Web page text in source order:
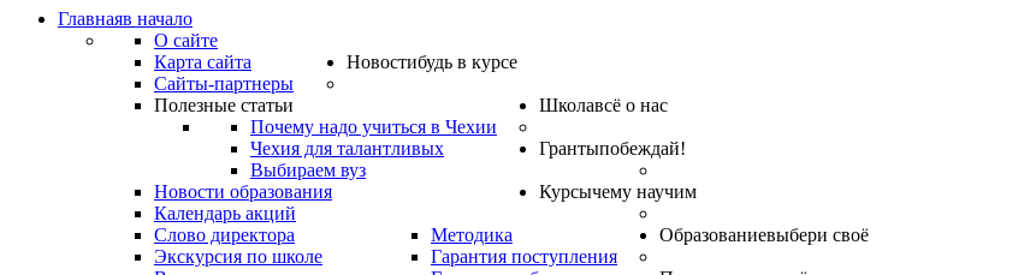
Главнаяв начало
О сайте
Карта сайта
Сайты-партнеры
Новостибудь в курсе
Полезные статьи
Почему надо учиться в Чехии
Чехия для талантливых
Выбираем вуз
Новости образования
Календарь акций
Школавсё о нас
Слово директора
Экскурсия по школе
Методика
Гарантия поступления
Грантыпобеждай!
Курсычему научим
Образованиевыбери своё